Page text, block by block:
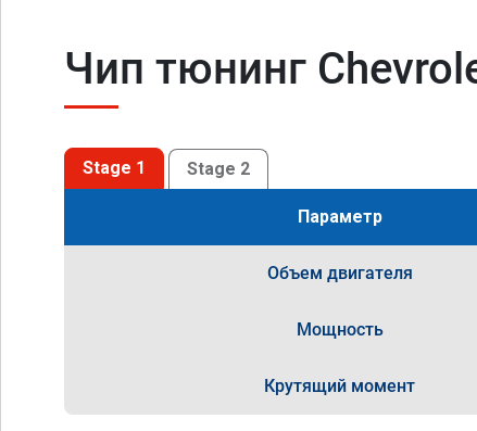
Чип тюнинг
Stage 1 Stage 2
Параметр
Объем двигателя
Мощность
Крутящий момент